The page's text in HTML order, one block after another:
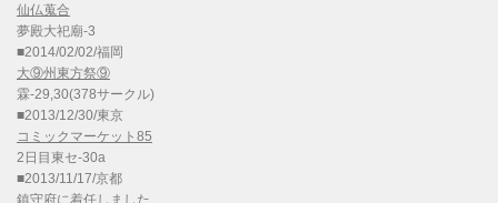
仙仏蒐合
夢殿大祀廟-3
■2014/02/02/福岡
大⑨州東方祭⑨
霖-29,30(378サークル)
■2013/12/30/東京
コミックマーケット85
2日目東セ-30a
■2013/11/17/京都
鎮守府に着任しました